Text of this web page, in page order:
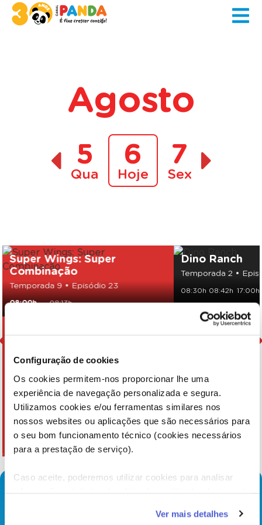
Configuração de cookies
Os cookies permitem-nos proporcionar lhe uma
experiência de navegação personalizada e segura.
Utilizamos cookies e/ou ferramentas similares nos
nossos websites ou aplicações que são necessários para
o seu bom funcionamento técnico (cookies necessários
para a prestação de serviço).
Caso aceite, poderemos utilizar cookies para analisar
funcionalidades (cookies de personalização e
Ver mais detalhes
Agosto
5
Qua
6
Hoje
7
Sex
Super Wings: Super
Combinação
Temporada 9 • Episódio 23
08:00h 08:13h
Dino Ranch
Temporada 2 •
08:30h 08:42h 17:00h